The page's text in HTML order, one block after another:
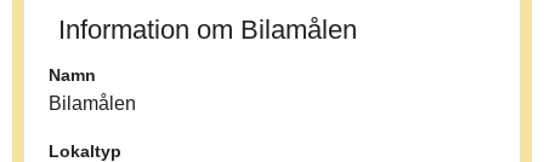
Information om Bilamålen
Namn
Bilamålen
Lokaltyp